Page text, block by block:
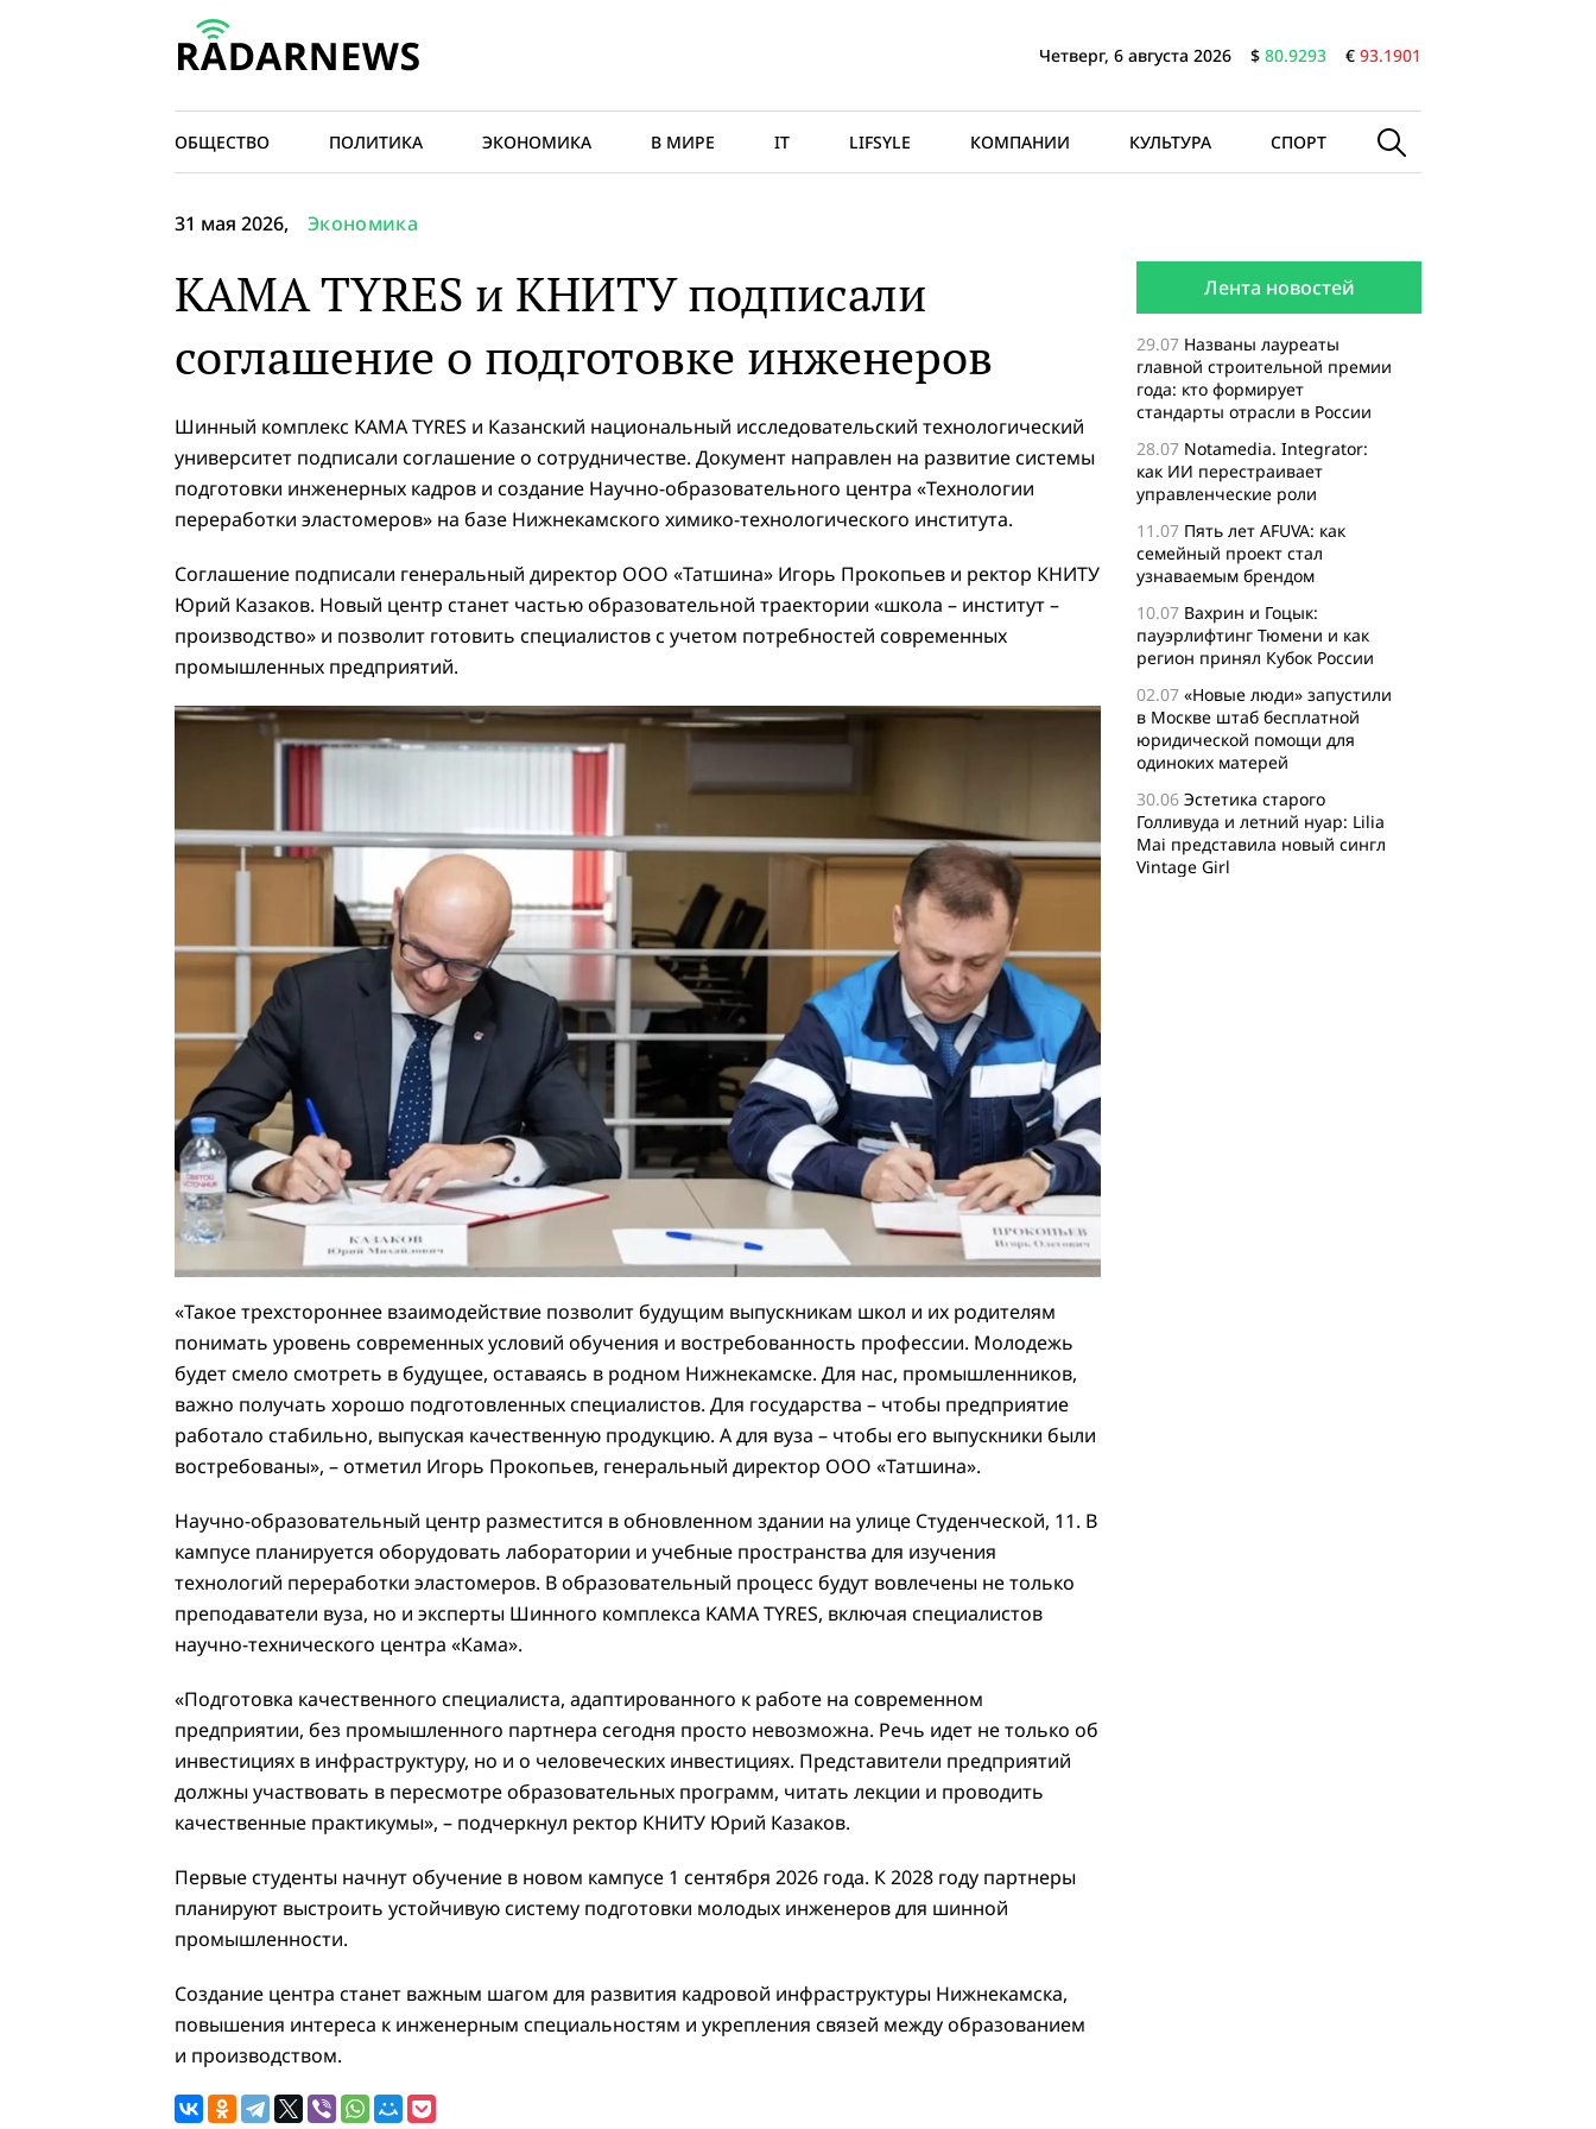
Четверг, 6 августа 2026 $ 80.9293 € 93.1901
ОБЩЕСТВО ПОЛИТИКА ЭКОНОМИКА В МИРЕ IT LIFSYLE КОМПАНИИ КУЛЬТУРА СПОРТ
31 мая 2026, Экономика
KAMA TYRES и КНИТУ подписали
соглашение о подготовке инженеров
Шинный комплекс KAMA TYRES и Казанский национальный исследовательский технологический
университет подписали соглашение о сотрудничестве. Документ направлен на развитие системы
подготовки инженерных кадров и создание Научно-образовательного центра «Технологии
переработки эластомеров» на базе Нижнекамского химико-технологического института.
Соглашение подписали генеральный директор ООО «Татшина» Игорь Прокопьев и ректор КНИТУ
Юрий Казаков. Новый центр станет частью образовательной траектории «школа – институт –
производство» и позволит готовить специалистов с учетом потребностей современных
промышленных предприятий.
«Такое трехстороннее взаимодействие позволит будущим выпускникам школ и их родителям
понимать уровень современных условий обучения и востребованность профессии. Молодежь
будет смело смотреть в будущее, оставаясь в родном Нижнекамске. Для нас, промышленников,
важно получать хорошо подготовленных специалистов. Для государства – чтобы предприятие
работало стабильно, выпуская качественную продукцию. А для вуза – чтобы его выпускники были
востребованы», – отметил Игорь Прокопьев, генеральный директор ООО «Татшина».
Научно-образовательный центр разместится в обновленном здании на улице Студенческой, 11. В
кампусе планируется оборудовать лаборатории и учебные пространства для изучения
технологий переработки эластомеров. В образовательный процесс будут вовлечены не только
преподаватели вуза, но и эксперты Шинного комплекса KAMA TYRES, включая специалистов
научно-технического центра «Кама».
«Подготовка качественного специалиста, адаптированного к работе на современном
предприятии, без промышленного партнера сегодня просто невозможна. Речь идет не только об
инвестициях в инфраструктуру, но и о человеческих инвестициях. Представители предприятий
должны участвовать в пересмотре образовательных программ, читать лекции и проводить
качественные практикумы», – подчеркнул ректор КНИТУ Юрий Казаков.
Первые студенты начнут обучение в новом кампусе 1 сентября 2026 года. К 2028 году партнеры
планируют выстроить устойчивую систему подготовки молодых инженеров для шинной
промышленности.
Создание центра станет важным шагом для развития кадровой инфраструктуры Нижнекамска,
повышения интереса к инженерным специальностям и укрепления связей между образованием
и производством.
Лента новостей
29.07 Названы лауреаты
главной строительной премии
года: кто формирует
стандарты отрасли в России
28.07 Notamedia. Integrator:
как ИИ перестраивает
управленческие роли
11.07 Пять лет AFUVA: как
семейный проект стал
узнаваемым брендом
10.07 Вахрин и Гоцык:
пауэрлифтинг Тюмени и как
регион принял Кубок России
02.07 «Новые люди» запустили
в Москве штаб бесплатной
юридической помощи для
одиноких матерей
30.06 Эстетика старого
Голливуда и летний нуар: Lilia
Mai представила новый сингл
Vintage Girl